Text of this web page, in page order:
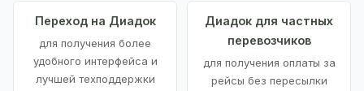
Переход на Диадок
для получения более
удобного интерфейса и
лучшей техподдержки
Диадок для частных
перевозчиков
для получения оплаты за
рейсы без пересылки